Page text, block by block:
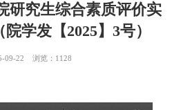
研究生综合素质评价实
学发【2025】3号）
09-22 浏览： 1128